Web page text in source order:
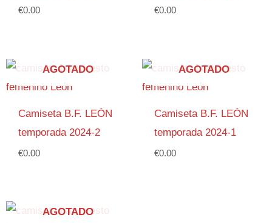
€0.00 €0.00
AGOTADO
Camiseta B.F. LEÓN
temporada 2024-2
€0.00
AGOTADO
Camiseta B.F. LEÓN
temporada 2024-1
€0.00
AGOTADO